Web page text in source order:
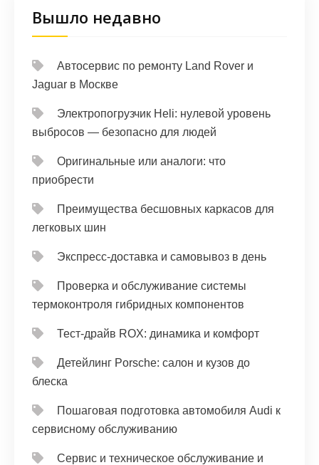
Вышло недавно
Автосервис по ремонту Land Rover и
Jaguar в Москве
Электропогрузчик Heli: нулевой уровень
выбросов — безопасно для людей
Оригинальные или аналоги: что
приобрести
Преимущества бесшовных каркасов для
легковых шин
Экспресс-доставка и самовывоз в день
Проверка и обслуживание системы
термоконтроля гибридных компонентов
Тест‑драйв ROX: динамика и комфорт
Детейлинг Porsche: салон и кузов до
блеска
Пошаговая подготовка автомобиля Audi к
сервисному обслуживанию
Сервис и техническое обслуживание и